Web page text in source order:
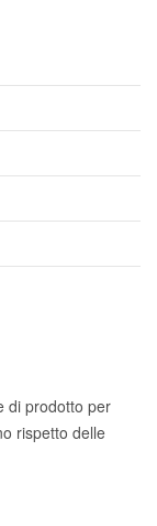
di prodotto per
rispetto delle